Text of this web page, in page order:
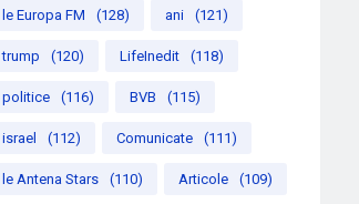
le Europa FM (128) ani (121)
trump (120) LifeInedit (118)
politice (116) BVB (115)
israel (112) Comunicate (111)
le Antena Stars (110) Articole (109)